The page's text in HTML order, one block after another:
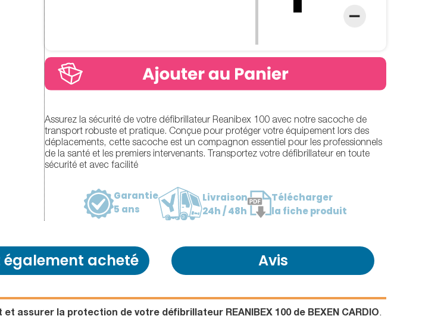
Assurez la sécurité de votre défibrillateur Reanibex 100 avec notre sacoche de
transport robuste et pratique. Conçue pour protéger votre équipement lors des
déplacements, cette sacoche est un compagnon essentiel pour les professionnels
de la santé et les premiers intervenants. Transportez votre défibrillateur en toute
sécurité et avec facilité
Garantie
5 ans
Livraison
24h / 48h
Télécharger
la fiche produit
également acheté Avis
assurer la protection de votre défibrillateur REANIBEX 100 de BEXEN CARDIO.